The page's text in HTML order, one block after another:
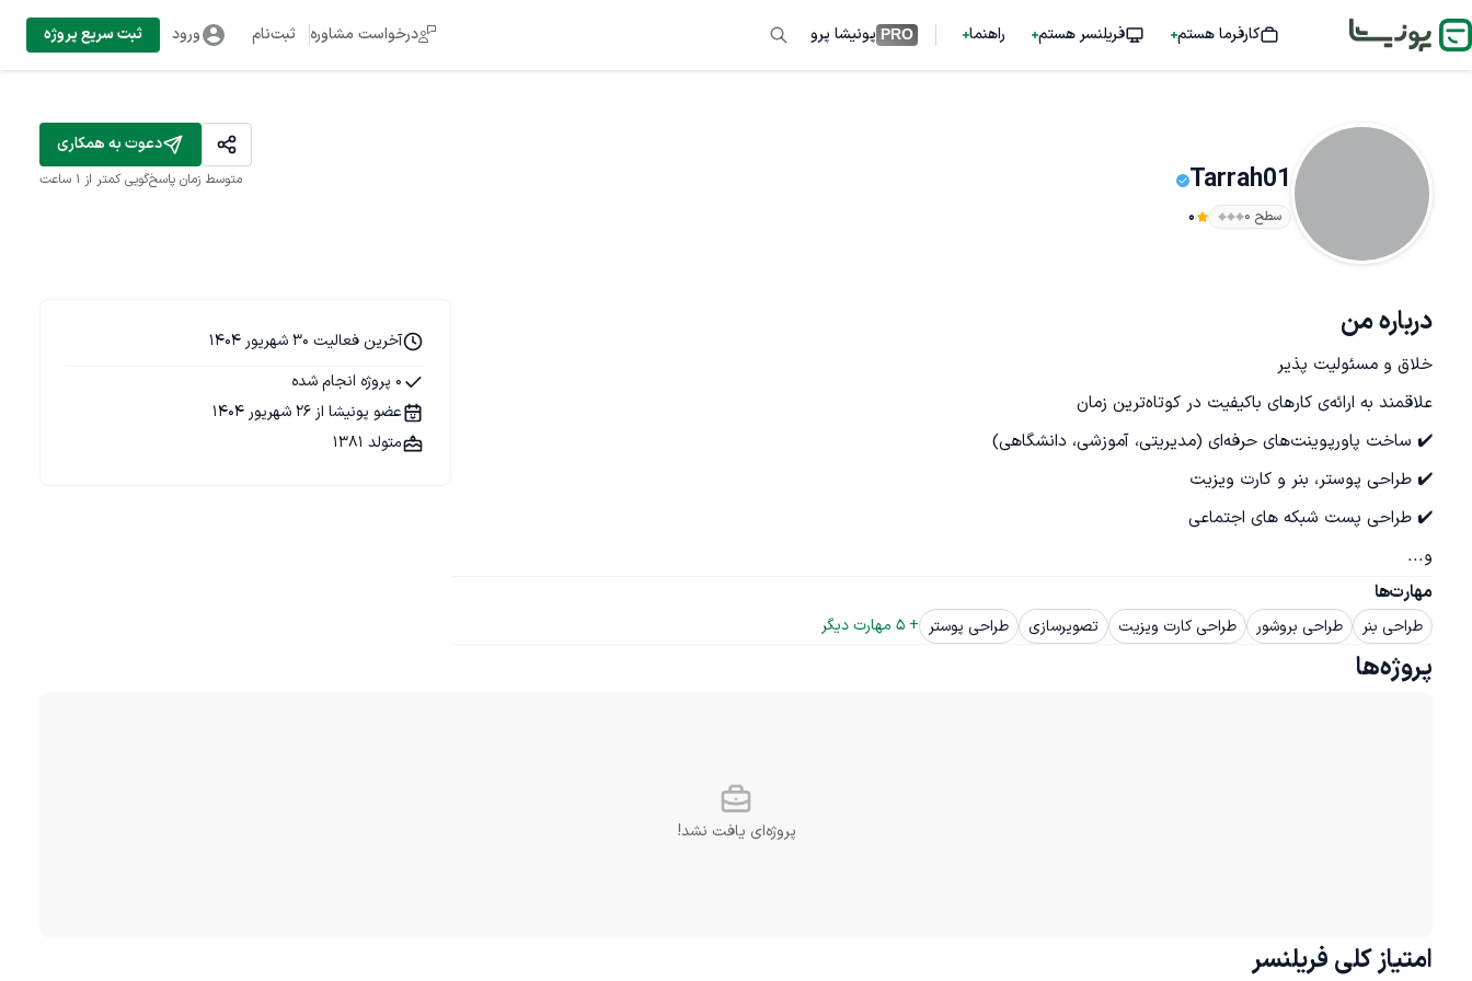
کارفرما هستم فریلنسر هستم راهنما PRO پونیشا پرو درخواست مشاوره ثبت‌نام ورود ثبت سریع پروژه
Tarrah01
سطح ۰ 0
دعوت به همکاری
متوسط زمان پاسخ‌گویی کمتر از 1 ساعت
درباره من
و...
مهارت‌ها
طراحی بنر طراحی بروشور طراحی کارت ویزیت تصویرسازی طراحی پوستر +
5 مهارت دیگر
آخرین فعالیت 30 شهریور 1404
0 پروژه انجام شده
عضو پونیشا از 26 شهریور 1404
متولد 1381
پروژه‌ها
پروژه‌ای یافت نشد!
امتیاز کلی فریلنسر